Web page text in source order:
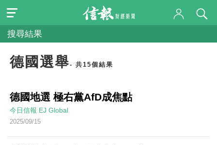
搜尋結果
德國選舉- 共15個結果
德國地選 極右黨AfD成焦點
今日信報 EJ Global
2025/09/15